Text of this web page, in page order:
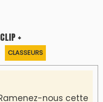
+
CLASSEURS
nous cette